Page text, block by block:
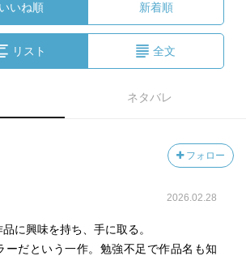
いいね順 新着順
リスト 全文
ネタバレ
フォロー
2026.02.28
に興味を持ち、手に取る。
ーだという一作。勉強不足で作品名も知